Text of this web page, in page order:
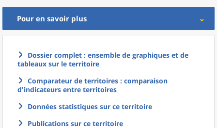
Pour en savoir plus
Dossier complet : ensemble de graphiques et de
tableaux sur le territoire
Comparateur de territoires : comparaison
d'indicateurs entre territoires
Données statistiques sur ce territoire
Publications sur ce territoire